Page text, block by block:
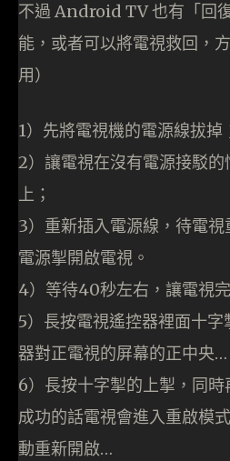
不過 Android TV 也有「回
能，或者可以將電視救回，
用）
1）先將電視機的電源線拔掉
2）讓電視在沒有電源接駁
上；
3）重新插入電源線，待電
電源掣開啟電視。
4）等待40秒左右，讓電視
5）長按電視遙控器裡面十
器對正電視的屏幕的正中央…
6）長按十字掣的上掣，同時
成功的話電視會進入重啟模
動重新開啟…